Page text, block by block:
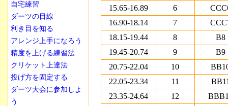
15.65-16.89
6
16.90-18.14
7
18.15-19.44
8
B8
19.45-20.74
9
B9
20.75-22.04
10
22.05-23.34
11
23.35-24.64
12
自宅練習
ダーツの目線
利き目を知る
アレンジ上手になろう
精度を上げる練習法
クリケット上達法
投げ方を固定する
ダーツ大会に参加しよ
う